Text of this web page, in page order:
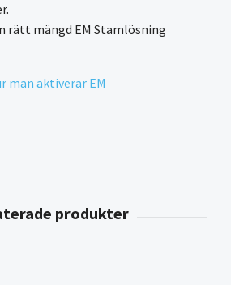
rätt mängd EM Stamlösning
man aktiverar EM